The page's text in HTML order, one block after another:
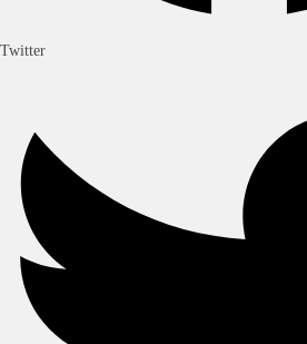
Twitter